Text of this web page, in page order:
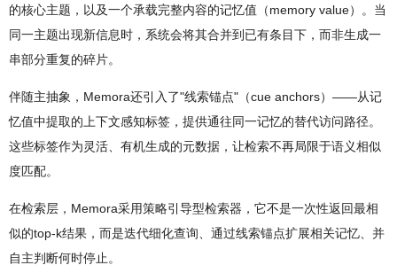
的核心主题，以及一个承载完整内容的记忆值（memory value）。当
同一主题出现新信息时，系统会将其合并到已有条目下，而非生成一
串部分重复的碎片。
伴随主抽象，Memora还引入了"线索锚点"（cue anchors）——从记
忆值中提取的上下文感知标签，提供通往同一记忆的替代访问路径。
这些标签作为灵活、有机生成的元数据，让检索不再局限于语义相似
度匹配。
在检索层，Memora采用策略引导型检索器，它不是一次性返回最相
似的top-k结果，而是迭代细化查询、通过线索锚点扩展相关记忆、并
自主判断何时停止。